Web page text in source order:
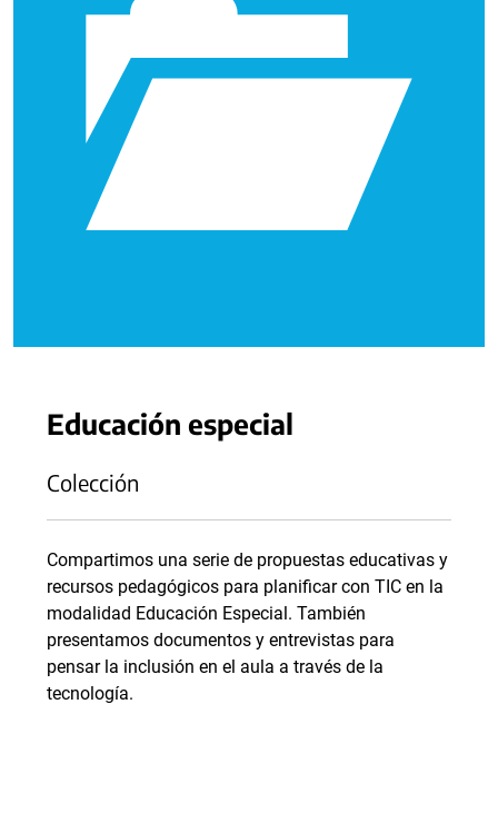
Educación especial
Colección
Compartimos una serie de propuestas educativas y
recursos pedagógicos para planificar con TIC en la
modalidad Educación Especial. También
presentamos documentos y entrevistas para
pensar la inclusión en el aula a través de la
tecnología.